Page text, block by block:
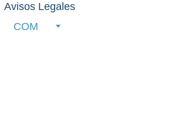
Avisos Legales